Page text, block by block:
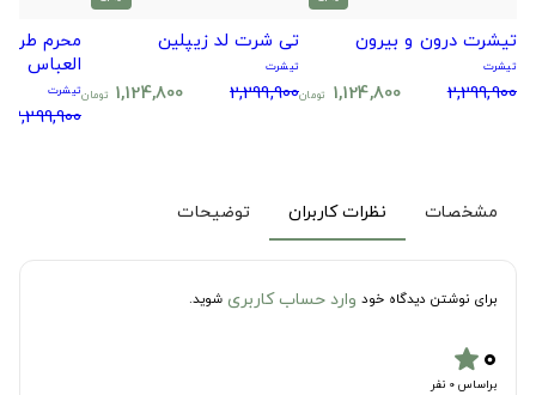
تیشرت درون و بیرون
تیشرت
2,299,900
1,124,800 تومان
تی شرت لد زیپلین
تیشرت
2,299,900
1,124,800 تومان
محرم طرح
العباس
تیشرت
2,299,900
مشخصات نظرات کاربران توضیحات
برای نوشتن دیدگاه خود وارد حساب کاربری شوید.
۰star
براساس 0 نفر